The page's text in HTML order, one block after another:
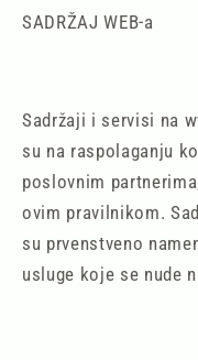
SADRŽAJ WEB-a
Sadržaji i servisi na
su na raspolaganju
poslovnim
ovim pravilnikom.
su prvenstveno
usluge koje se nude